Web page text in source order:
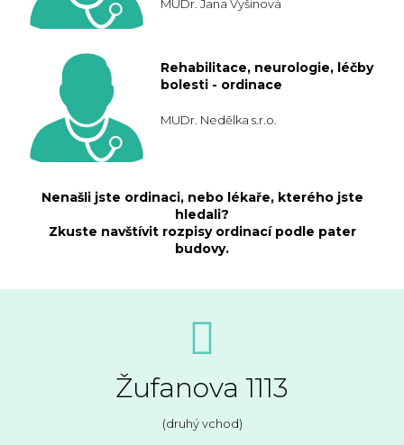
MUDr. Jana Vyšínová
Rehabilitace, neurologie, léčby
bolesti - ordinace
MUDr. Nedělka s.r.o.
Nenašli jste ordinaci, nebo lékaře, kterého jste
hledali?
Zkuste navštívit rozpisy ordinací podle pater
budovy.
Žufanova 1113
(druhý vchod)